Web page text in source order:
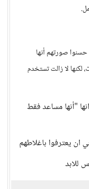
صورتهم أنها
لا زالت تستخدم
"أنها مساعد فقط
يعترفوا باغلاطهم
للابد